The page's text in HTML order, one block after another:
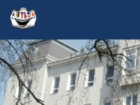
Skip to content